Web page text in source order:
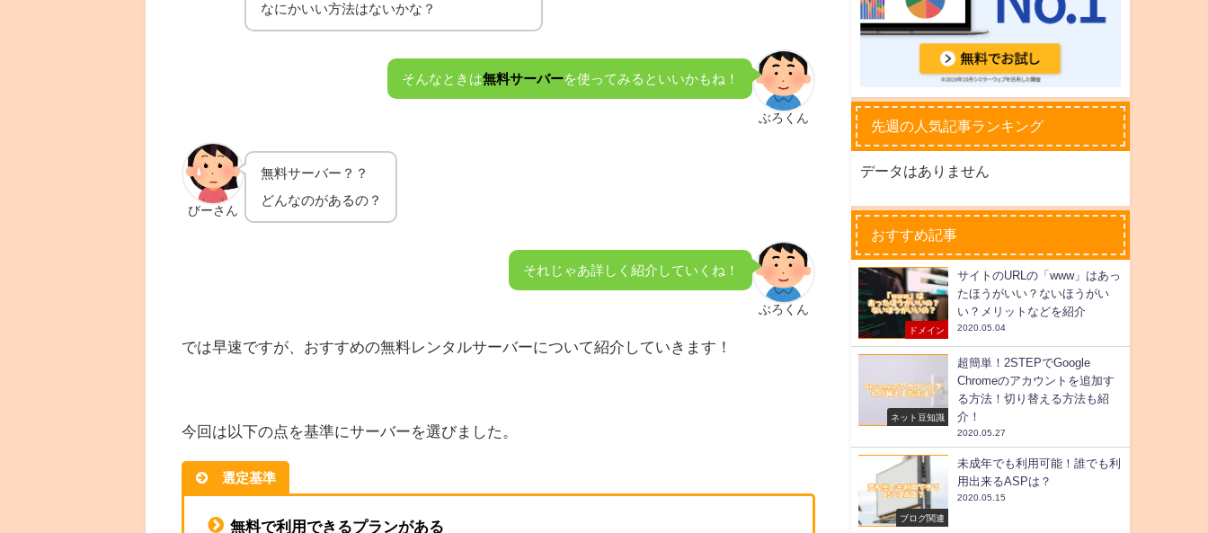
なにかいい方法はないかな？
ぶろくん
そんなときは無料サーバーを使ってみるといいかもね！
びーさん
無料サーバー？？
どんなのがあるの？
ぶろくん
それじゃあ詳しく紹介していくね！
では早速ですが、おすすめの無料レンタルサーバーについて紹介していきます！
今回は以下の点を基準にサーバーを選びました。
選定基準
無料で利用できるプランがある
先週の人気記事ランキング
データはありません
おすすめ記事
ドメイン
サイトのURLの「www」はあっ
たほうがいい？ないほうがい
い？メリットなどを紹介
2020.05.04
ネット豆知識
超簡単！2STEPでGoogle
Chromeのアカウントを追加す
る方法！切り替える方法も紹
介！
2020.05.27
ブログ関連
未成年でも利用可能！誰でも利
用出来るASPは？
2020.05.15